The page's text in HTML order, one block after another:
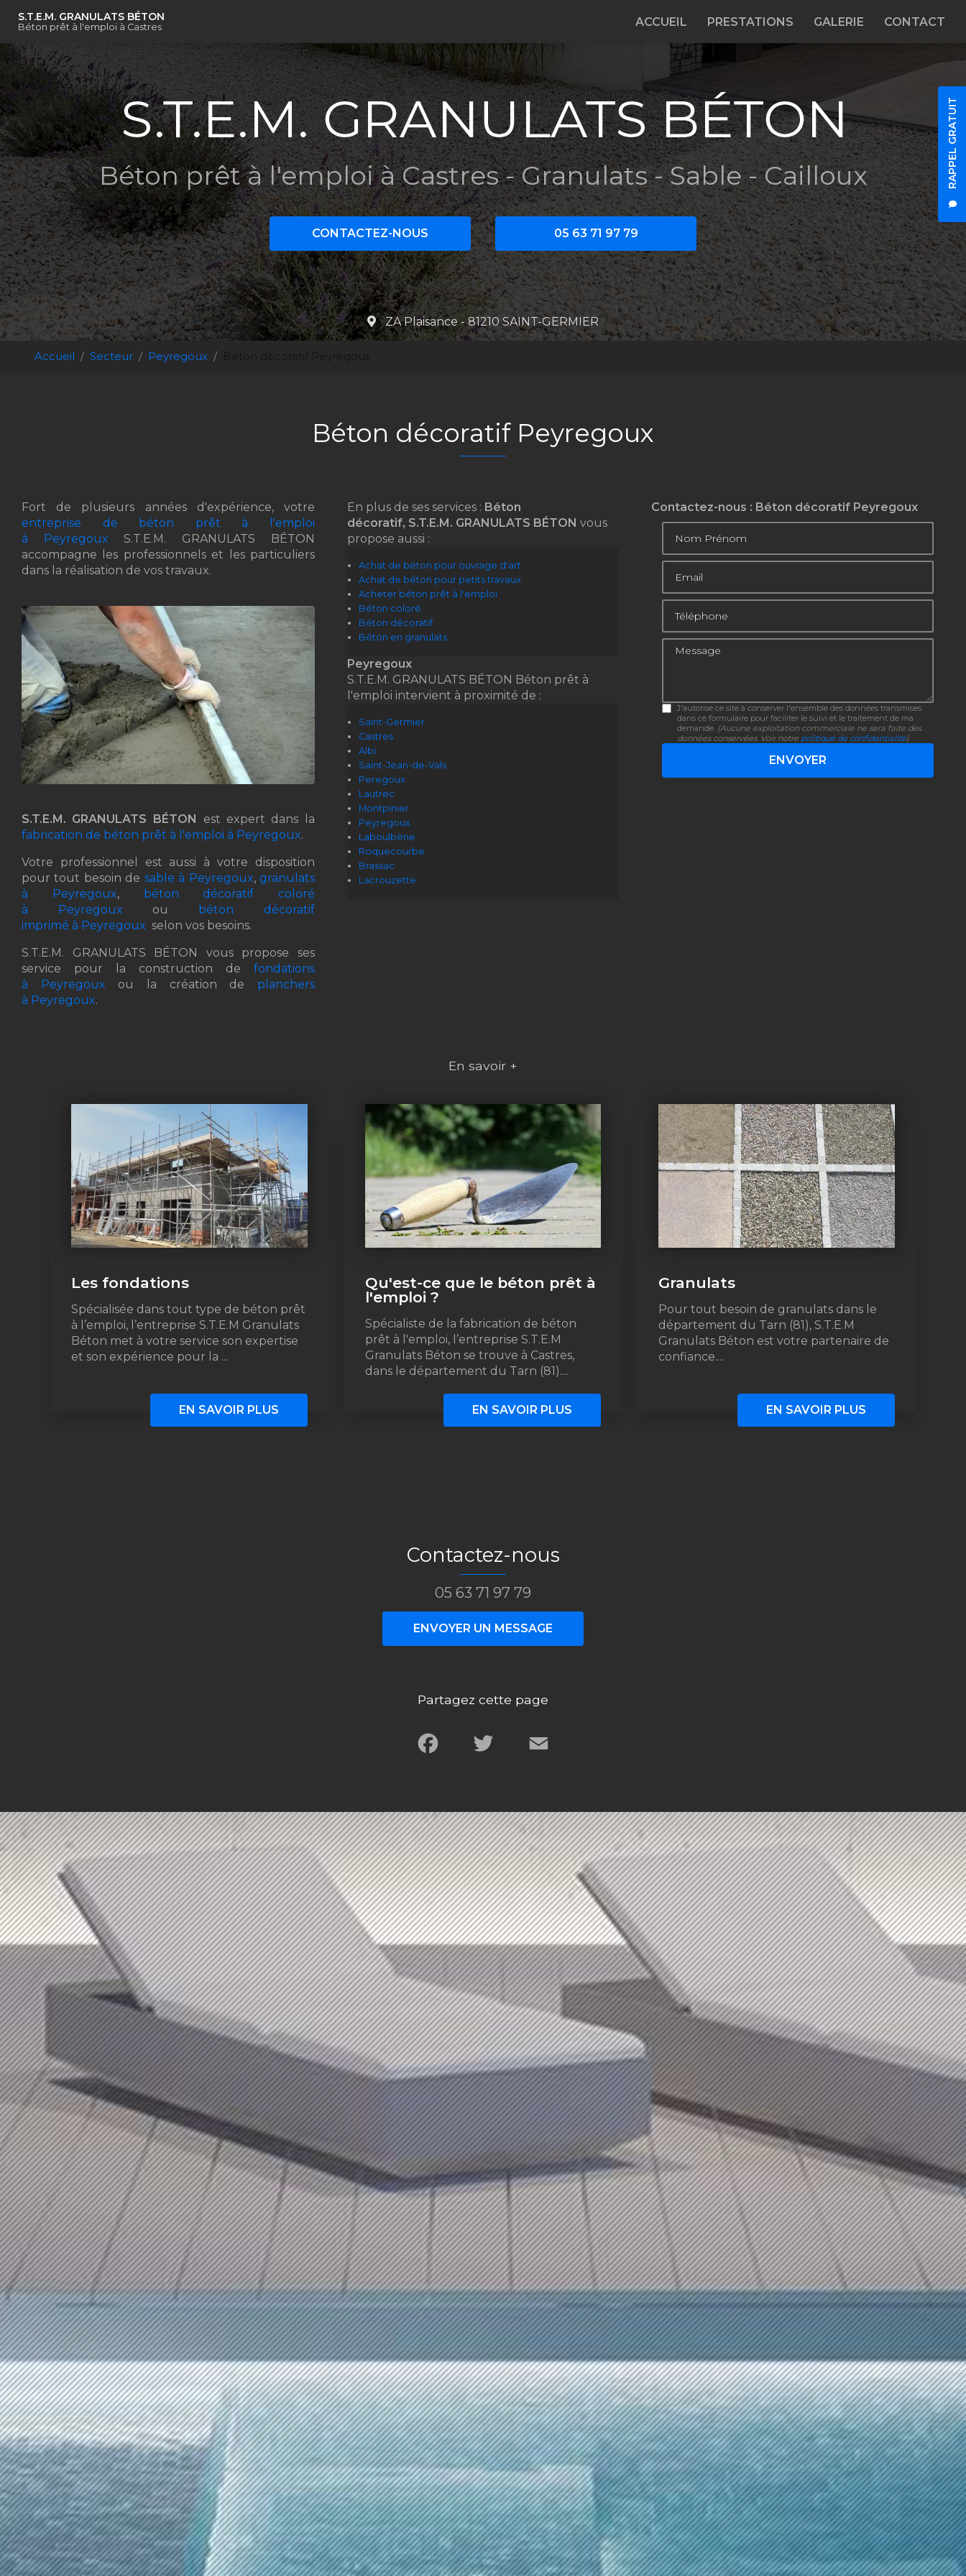
principal
S.T.E.M. GRANULATS BÉTON
Béton prêt à l'emploi à Castres
RAPPEL GRATUIT
ACCUEIL
PRESTATIONS GALERIE CONTACT
Béton prêt à l'emploi à Castres- Granulats - Sable - Cailloux
CONTACTEZ-NOUS 05 63 71 97 79
ZA Plaisance - 81210 SAINT-GERMIER
Accueil Secteur Peyregoux
Béton décoratif Peyregoux
Fort de plusieurs années d'expérience, votre
entreprise de béton prêt à l'emploi
à Peyregoux S.T.E.M. GRANULATS BÉTON
accompagne les professionnels et les particuliers
dans la réalisation de vos travaux.
S.T.E.M. GRANULATS BÉTON est expert dans la
fabrication de béton prêt à l'emploi à Peyregoux.
Votre professionnel est aussi à votre disposition
pour tout besoin de sable à Peyregoux,granulats
à Peyregoux, béton décoratif coloré
à Peyregoux ou béton décoratif
imprimé à Peyregoux selon vos besoins.
S.T.E.M. GRANULATS BÉTON vous propose ses
service pour la construction de fondations
à Peyregoux ou la création de planchers
à Peyregoux.
En plus de ses services : Béton
décoratif, S.T.E.M. GRANULATS BÉTON vous
propose aussi :
Achat de béton pour ouvrage d'art
Achat de béton pour petits travaux
Acheter béton prêt à l'emploi
Béton coloré
Béton décoratif
Béton en granulats
Peyregoux
S.T.E.M. GRANULATS BÉTON Béton prêt à
l'emploi intervient à proximité de :
Saint-Germier
Castres
Albi
Saint-Jean-de-Vals
Peregoux
Lautrec
Montpinier
Peyregoux
Laboulbène
Roquecourbe
Brassac
Lacrouzette
Contactez-nous : Béton décoratif Peyregoux
Message
J'autorise ce site à conserver l'ensemble des données transmises
dans ce formulaire pour faciliter le suivi et le traitement de ma
demande. (Aucune exploitation commerciale ne sera faite des
données conservées. Voir notre politique de confidentialité)
En savoir +
Les fondations
Spécialisée dans tout type de béton prêt
à l’emploi, l’entreprise S.T.E.M Granulats
Béton met à votre service son expertise
et son expérience pour la ...
EN SAVOIR PLUS
Qu'est-ce que le béton prêt à
l'emploi ?
Spécialiste de la fabrication de béton
prêt à l'emploi, l’entreprise S.T.E.M
Granulats Béton se trouve à Castres,
dans le département du Tarn (81)....
EN SAVOIR PLUS
Granulats
Pour tout besoin de granulats dans le
département du Tarn (81), S.T.E.M
Granulats Béton est votre partenaire de
confiance....
EN SAVOIR PLUS
Contactez-nous
05 63 71 97 79
ENVOYER UN MESSAGE
Partagez cette page